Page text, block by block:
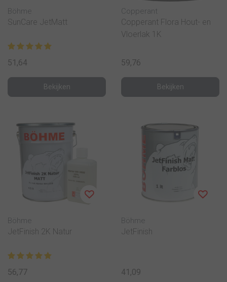
Böhme
SunCare JetMatt
51,64
Bekijken
Copperant
Copperant Flora Hout- en
Vloerlak 1K
59,76
Bekijken
Böhme
JetFinish 2K Natur
56,77
Böhme
JetFinish
41,09